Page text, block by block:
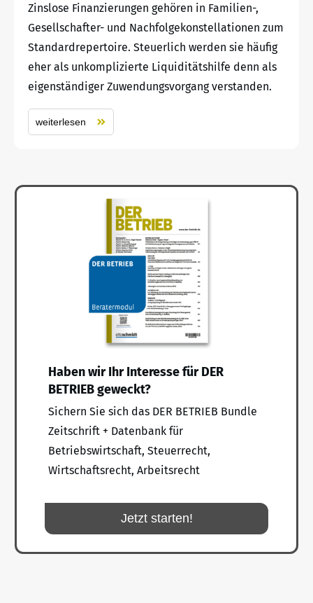
Zinslose Finanzierungen gehören in Familien-,
Gesellschafter- und Nachfolgekonstellationen zum
Standardrepertoire. Steuerlich werden sie häufig
eher als unkomplizierte Liquiditätshilfe denn als
eigenständiger Zuwendungsvorgang verstanden.
weiterlesen
Haben wir Ihr Interesse für DER
BETRIEB geweckt?
Sichern Sie sich das DER BETRIEB Bundle
Zeitschrift + Datenbank für
Betriebswirtschaft, Steuerrecht,
Wirtschaftsrecht, Arbeitsrecht
Jetzt starten!